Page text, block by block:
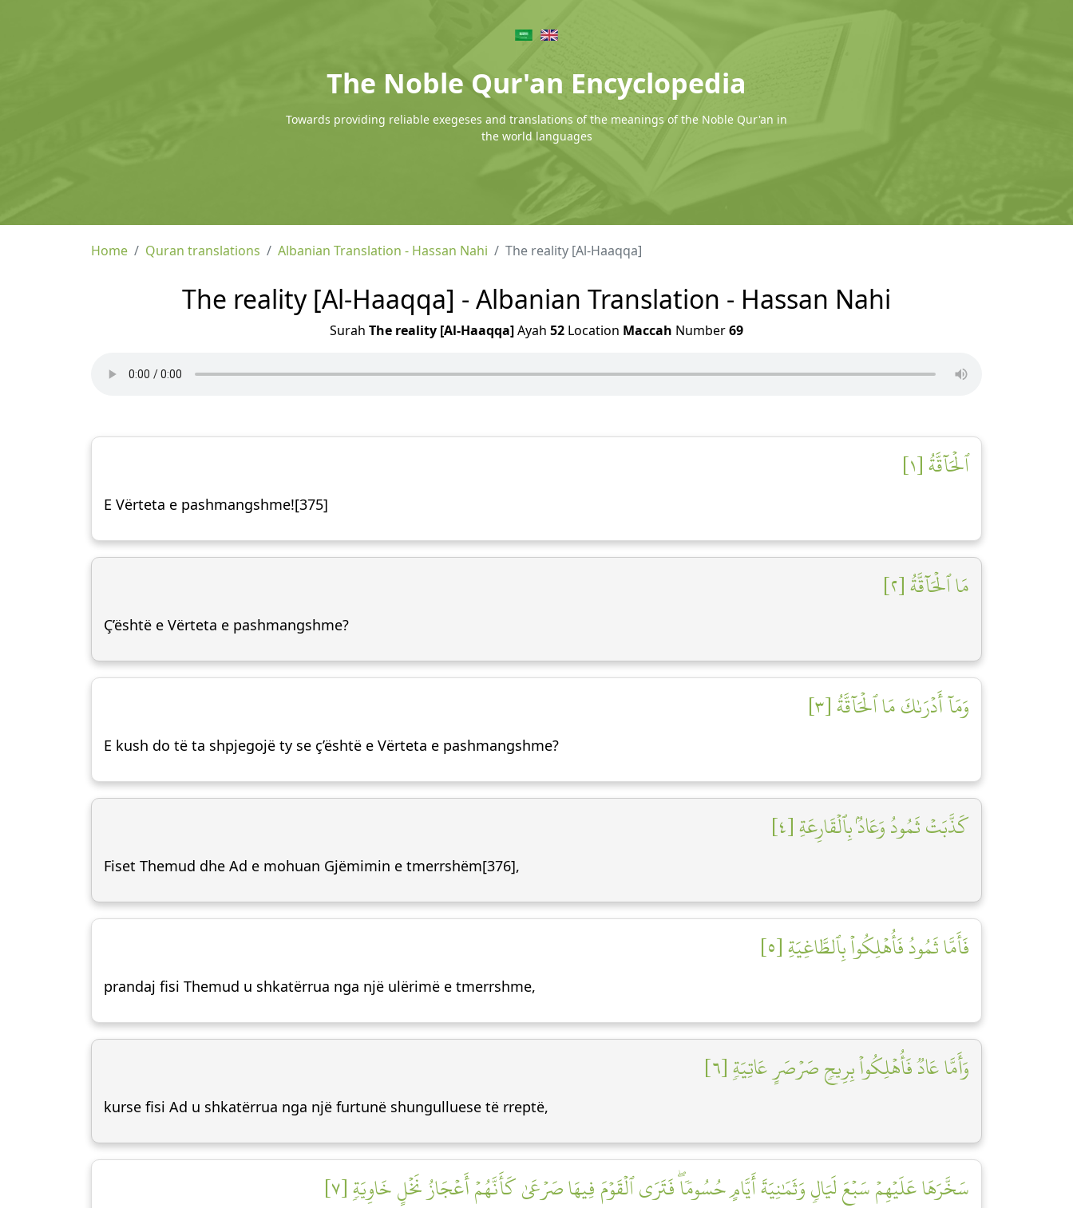
The Noble Qur'an Encyclopedia
Towards providing reliable exegeses and translations of the meanings of the Noble Qur'an in
the world languages
Home Quran translations Albanian Translation - Hassan Nahi The reality [Al-Haaqqa]
The reality [Al-Haaqqa] - Albanian Translation - Hassan Nahi
Surah The reality [Al-Haaqqa]Ayah 52 Location Maccah Number69
ٱلۡحَآقَّةُ [١]
E Vërteta e pashmangshme![375]
مَا ٱلۡحَآقَّةُ [٢]
Ç’është e Vërteta e pashmangshme?
وَمَآ أَدۡرَىٰكَ مَا ٱلۡحَآقَّةُ [٣]
E kush do të ta shpjegojë ty se ç’është e Vërteta e pashmangshme?
كَذَّبَتۡ ثَمُودُ وَعَادُۢ بِٱلۡقَارِعَةِ [٤]
Fiset Themud dhe Ad e mohuan Gjëmimin e tmerrshëm[376],
فَأَمَّا ثَمُودُ فَأُهۡلِكُواْ بِٱلطَّاغِيَةِ [٥]
prandaj fisi Themud u shkatërrua nga një ulërimë e tmerrshme,
وَأَمَّا عَادٞ فَأُهۡلِكُواْ بِرِيحٖ صَرۡصَرٍ عَاتِيَةٖ [٦]
kurse fisi Ad u shkatërrua nga një furtunë shungulluese të rreptë,
سَخَّرَهَا عَلَيۡهِمۡ سَبۡعَ لَيَالٖ وَثَمَٰنِيَةَ أَيَّامٍ حُسُومٗاۖ فَتَرَى ٱلۡقَوۡمَ فِيهَا صَرۡعَىٰ كَأَنَّهُمۡ أَعۡجَازُ نَخۡلٍ خَاوِيَةٖ [٧]